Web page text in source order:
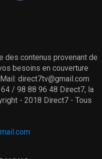
des contenus provenant de
besoins en couverture
direct7tv@gmail.com
/ 98 88 96 48 Direct7, la
- 2018 Direct7 - Tous